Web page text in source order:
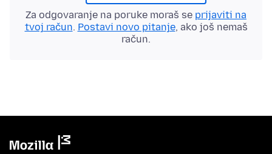
Za odgovaranje na poruke moraš se prijaviti na
tvoj račun. Postavi novo pitanje, ako još nemaš
račun.